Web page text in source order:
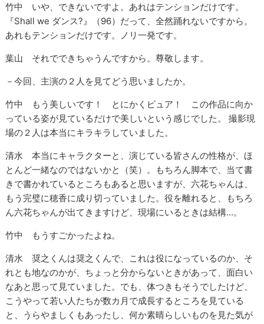
竹中 いや、できないですよ。あれはテンションだけです。
『Shall we ダンス?』（96）だって、全然踊れないですから。
あれもテンションだけです。ノリ一発です。
葉山 それでできちゃうんですから。尊敬します。
－今回、主演の２人を見てどう思いましたか。
竹中 もう美しいです！ とにかくピュア！ この作品に向か
っている姿が見ているだけで美しいという感じでした。 撮影現
場の２人は本当にキラキラしていました。
清水 本当にキャラクターと、演じている皆さんの性格が、ほ
とんど一緒なのではないかと（笑）。もちろん脚本で、当て書
きで書かれているところもあると思いますが、六花ちゃんは、
もう完璧に穂香に成り切っていました。役を離れると、もちろ
ん六花ちゃんが出てきますけど、現場にいるときは結構…。
竹中 もうすごかったよね。
清水 奨之くんは奨之くんで、これは役になっているのか、そ
れとも地なのかが、ちょっと分からないときがあって、面白い
なあと思って見ていました。でも、体つきもそうでしたけど、
こうやって若い人たちが数カ月で成長するところを見ている
と、うらやましくもあったし、何か素晴らしいものを見た気が